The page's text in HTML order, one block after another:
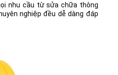
nhu cầu từ sửa chữa thông
nghiệp đều dễ dàng đáp